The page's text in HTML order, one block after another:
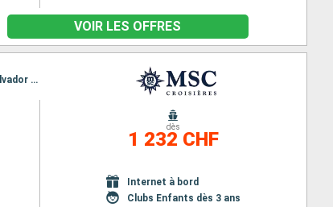
VOIR LES OFFRES
Itinéraire : Venise, Messine, Naples, Civitavecchia - Rome, Barcelone, Cadix, Santa Cruz de Tenerife, Salvador de Bahia, Rio de Janeiro, Santos
dès
1 232 CHF
Internet à bord
Clubs Enfants dès 3 ans